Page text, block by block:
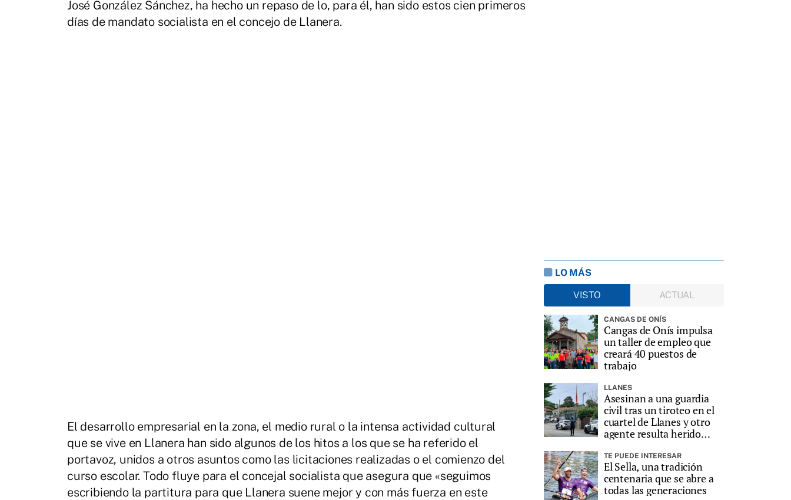
José González Sánchez, ha hecho un repaso de lo, para él, han sido estos cien primeros
días de mandato socialista en el concejo de Llanera.
El desarrollo empresarial en la zona, el medio rural o la intensa actividad cultural
que se vive en Llanera han sido algunos de los hitos a los que se ha referido el
portavoz, unidos a otros asuntos como las licitaciones realizadas o el comienzo del
curso escolar. Todo fluye para el concejal socialista que asegura que «seguimos
escribiendo la partitura para que Llanera suene mejor y con más fuerza en este
LO MÁS
VISTO
ACTUAL
CANGAS DE ONÍS
Cangas de Onís impulsa
un taller de empleo que
creará 40 puestos de
trabajo
LLANES
Asesinan a una guardia
civil tras un tiroteo en el
cuartel de Llanes y otro
agente resulta herido
TE PUEDE INTERESAR
El Sella, una tradición
centenaria que se abre a
todas las generaciones